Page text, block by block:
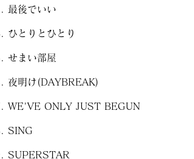
最後でいい
ひとりとひとり
せまい部屋
夜明け(DAYBREAK)
WE'VE ONLY JUST BEGUN
SING
SUPERSTAR